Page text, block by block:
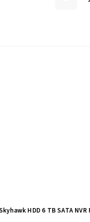
HDD 6 TB SATA NVR